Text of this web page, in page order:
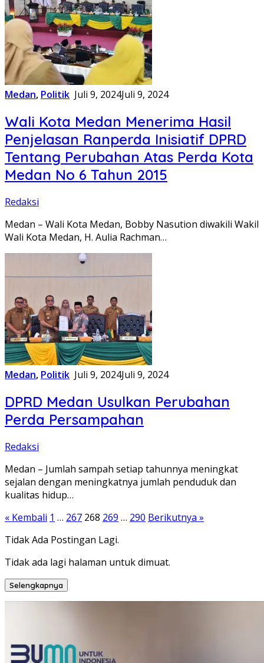
Medan, Politik Juli 9, 2024Juli 9, 2024
Wali Kota Medan Menerima Hasil
Penjelasan Ranperda Inisiatif DPRD
Tentang Perubahan Atas Perda Kota
Medan No 6 Tahun 2015
Redaksi
Medan – Wali Kota Medan, Bobby Nasution diwakili Wakil
Wali Kota Medan, H. Aulia Rachman…
Medan, Politik Juli 9, 2024Juli 9, 2024
DPRD Medan Usulkan Perubahan
Perda Persampahan
Redaksi
Medan – Jumlah sampah setiap tahunnya meningkat
sejalan dengan meningkatnya jumlah penduduk dan
kualitas hidup…
Paginasi
pos
« Kembali 1 … 267 268 269 … 290 Berikutnya »
Tidak Ada Postingan Lagi.
Tidak ada lagi halaman untuk dimuat.
Selengkapnya